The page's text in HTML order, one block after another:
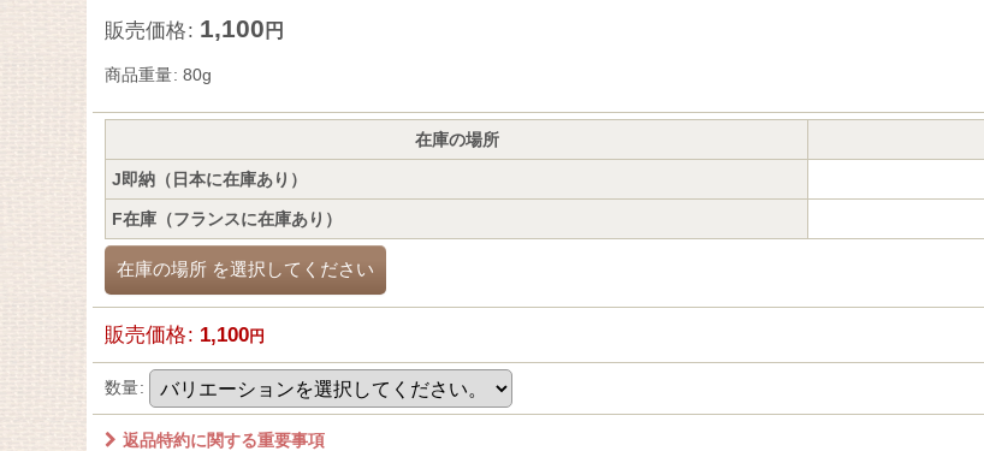
販売価格: 1,100 円
商品重量: 80g
在庫の場所
J即納（日本に在庫あり）
F在庫（フランスに在庫あり）
在庫の場所 を選択してください
販売価格: 1,100円
数量:
返品特約に関する重要事項